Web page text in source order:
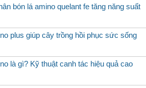
bón lá amino quelant fe tăng năng suất
plus giúp cây trồng hồi phục sức sống
là gì? Kỹ thuật canh tác hiệu quả cao